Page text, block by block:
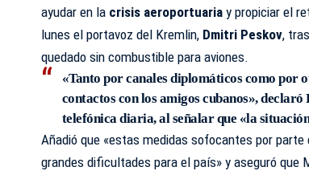
ayudar en la crisis aeroportuaria y propiciar el
lunes el portavoz del Kremlin, Dmitri Peskov,
quedado sin combustible para aviones.
«Tanto por canales diplomáticos como por
contactos con los amigos cubanos», declaró
telefónica diaria, al señalar que «la
Añadió que «estas medidas sofocantes por
grandes dificultades para el país» y aseguró que